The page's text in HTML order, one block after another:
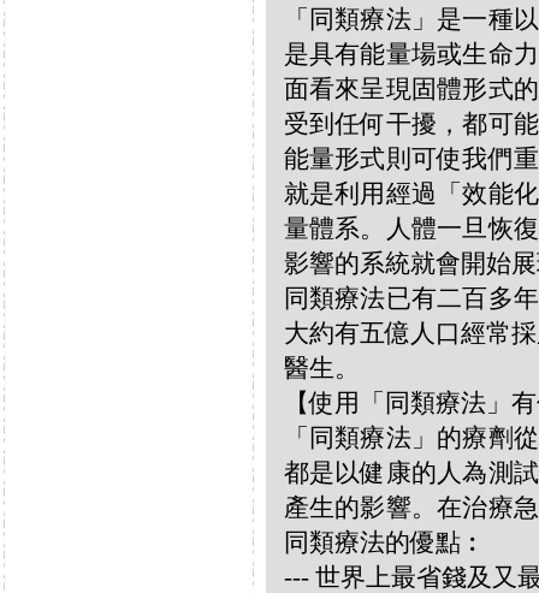
「同類療法」是一種
是具有能量場或生命
面看來呈現固體形式
受到任何干擾，都可
能量形式則可使我們
就是利用經過「效能
量體系。人體一旦恢
影響的系統就會開始
同類療法已有二百多
大約有五億人口經常
醫生。
【使用「同類療法」
「同類療法」的療劑
都是以健康的人為測
產生的影響。在治療
同類療法的優點︰
--- 世界上最省錢及又